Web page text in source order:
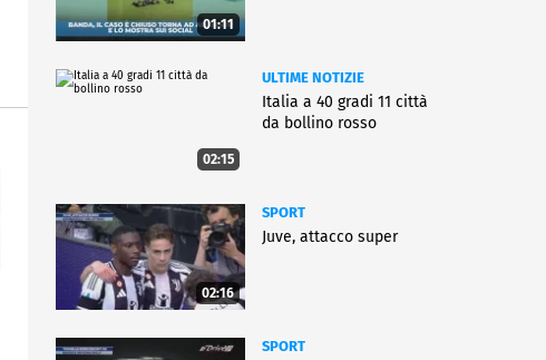
01:11
02:15
ULTIME NOTIZIE
Italia a 40 gradi 11 città
da bollino rosso
02:16
SPORT
Juve, attacco super
SPORT